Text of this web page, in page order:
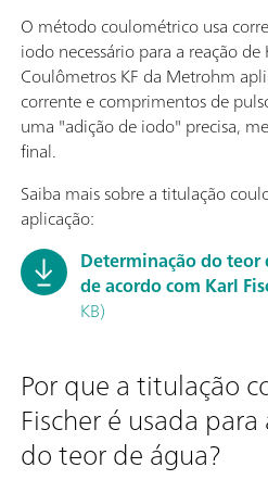
O método coulométrico usa
iodo necessário para a reação de
Coulômetros KF da Metrohm
corrente e comprimentos de
uma "adição de iodo" precisa,
final.
Saiba mais sobre a titulação
aplicação:
Determinação do
de acordo com Karl
KB)
Por que a titulação
Fischer é usada
do teor de água?